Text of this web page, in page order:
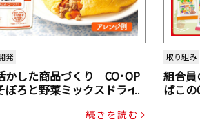
発
かした商品づくり CO･OP
ぼろと野菜ミックスドライ
続きを読む
取り組み
組合
ばこの